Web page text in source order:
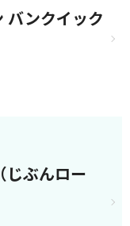
バンクイック
じぶんロー